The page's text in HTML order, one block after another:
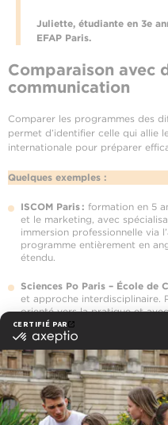
Juliette, étudiante en 3e
EFAP Paris.
Comparaison avec
communication
Comparer les programmes des
permet d’identifier celle qui allie
internationale pour préparer
Quelques exemples :
ISCOM Paris : formation en 5
et le marketing, avec
immersion professionnelle via
programme entièrement en
étendu.
Sciences Po Paris – École de
et approche interdisciplinaire.
orienté vers la pratique et
l’étranger.
CELSA Sorbonne Université :
orientation davantage centrée
professionnelle et les
Ces comparaisons montrent que
pratique, ses programmes